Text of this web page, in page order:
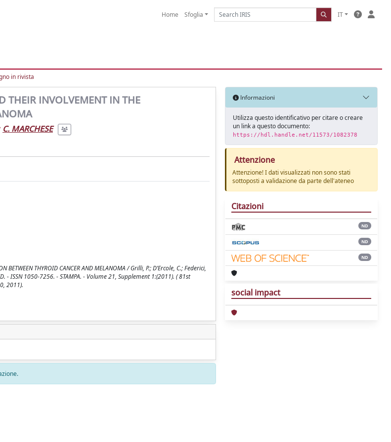
Home Sfoglia IT
in rivista
THEIR INVOLVEMENT IN THE
C. MARCHESE
BETWEEN THYROID CANCER AND MELANOMA / Grilli, P.; D’Ercole, C.; Federici,
- ISSN 1050-7256. - STAMPA. - Volume 21, Supplement 1:(2011). ( 81st
2011).
Informazioni
Utilizza questo identificativo per citare o creare
un link a questo documento:
https://hdl.handle.net/11573/1082378
Attenzione
Attenzione! I dati visualizzati non sono stati
sottoposti a validazione da parte dell'ateneo
Citazioni
ND
ND
ND
social impact